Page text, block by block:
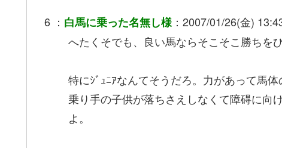
6 ： 白馬に乗った名無し様 ：2007/01/26(金)
へたくそでも、良い馬ならそこそこ勝ちを
特にｼﾞｭﾆｱなんてそうだろ。力があって馬
乗り手の子供が落ちさえしなくて障碍に向
よ。